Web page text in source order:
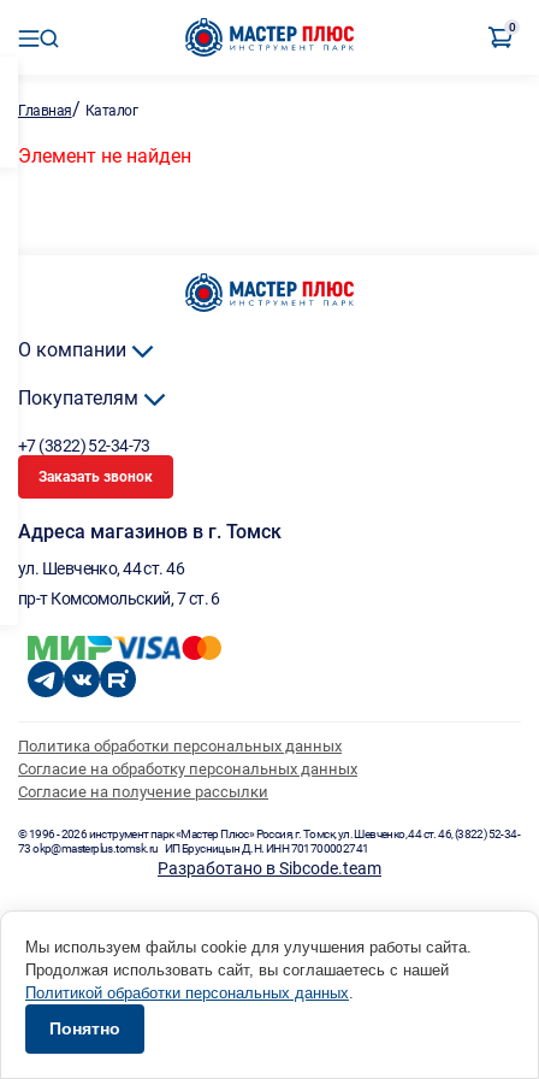
0
Главная/ Каталог
Элемент не найден
О компании
Покупателям
+7 (3822) 52-34-73
Заказать звонок
Адреса магазинов в г. Томск
ул. Шевченко, 44 ст. 46
пр-т Комсомольский, 7 ст. 6
Политика обработки персональных данных
Согласие на обработку персональных данных
Согласие на получение рассылки
© 1996 - 2026 инструмент парк «Мастер Плюс» Россия, г. Томск, ул. Шевченко, 44 ст. 46, (3822) 52-34-
73 okp@masterplus.tomsk.ru ИП Брусницын Д.Н. ИНН 701700002741
Разработано в Sibcode.team
Мы используем файлы cookie для улучшения работы сайта.
Продолжая использовать сайт, вы соглашаетесь с нашей
Политикой обработки персональных данных.
Понятно